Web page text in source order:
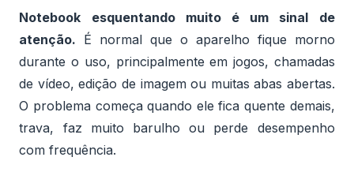
Notebook esquentando muito é um sinal de
atenção. É normal que o aparelho fique morno
durante o uso, principalmente em jogos, chamadas
de vídeo, edição de imagem ou muitas abas abertas.
O problema começa quando ele fica quente demais,
trava, faz muito barulho ou perde desempenho
com frequência.